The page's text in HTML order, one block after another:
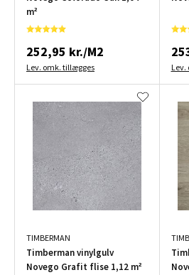
m²
252,95 kr./M2
Lev. omk. tillægges
TIMBERMAN
Timberman vinylgulv
Novego Grafit flise 1,12 m²